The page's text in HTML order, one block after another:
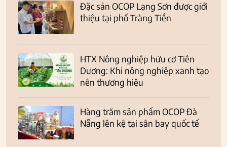
Đặc sản OCOP Lạng Sơn được giới
thiệu tại phố Tràng Tiền
HTX Nông nghiệp hữu cơ Tiên
Dương: Khi nông nghiệp xanh tạo
nên thương hiệu
Hàng trăm sản phẩm OCOP Đà
Nẵng lên kệ tại sân bay quốc tế